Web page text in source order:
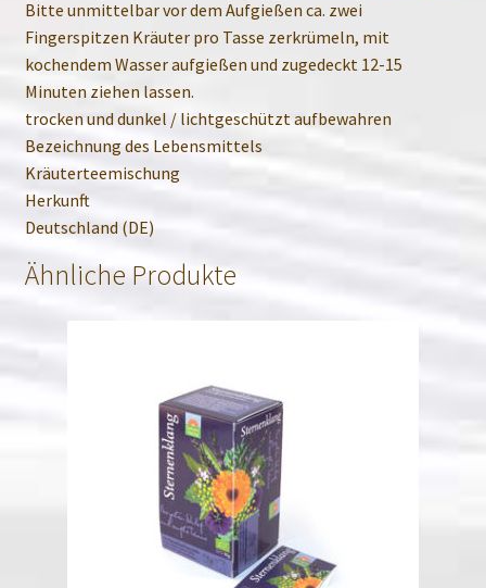
Bitte unmittelbar vor dem Aufgießen ca. zwei
Fingerspitzen Kräuter pro Tasse zerkrümeln, mit
kochendem Wasser aufgießen und zugedeckt 12-15
Minuten ziehen lassen.
trocken und dunkel / lichtgeschützt aufbewahren
Bezeichnung des Lebensmittels
Kräuterteemischung
Herkunft
Deutschland (DE)
Ähnliche Produkte